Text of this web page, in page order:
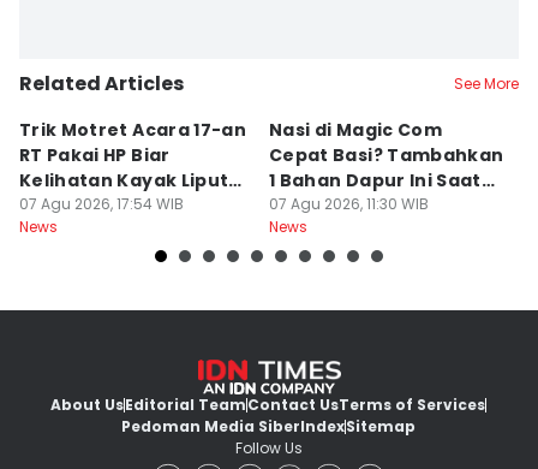
Related Articles See More
Trik Motret Acara 17-an
RT Pakai HP Biar
Kelihatan Kayak Liputan
Festival Nasional
07 Agu 2026, 17:54 WIB
News
Nasi di Magic Com
Cepat Basi? Tambahkan
1 Bahan Dapur Ini Saat
Menanak, Awet 2 Hari
07 Agu 2026, 11:30 WIB
News
About UsEditorial TeamContact UsTerms of Services
Pedoman Media SiberIndexSitemap
Follow Us